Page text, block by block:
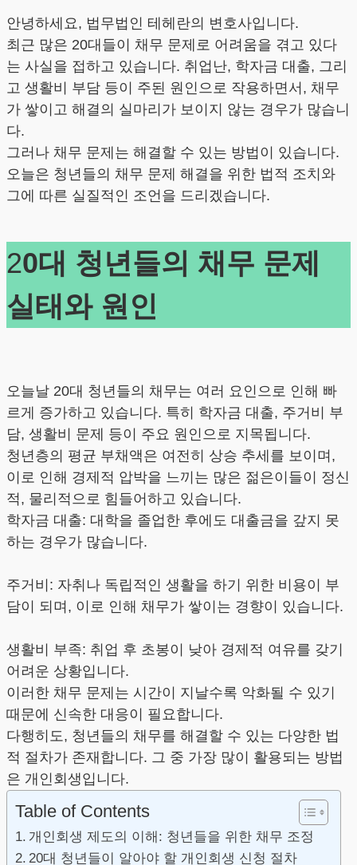
안녕하세요, 법무법인 테헤란의 변호사입니다.
최근 많은 20대들이 채무 문제로 어려움을 겪고 있다
는 사실을 접하고 있습니다. 취업난, 학자금 대출, 그리
고 생활비 부담 등이 주된 원인으로 작용하면서, 채무
가 쌓이고 해결의 실마리가 보이지 않는 경우가 많습니
다.
그러나 채무 문제는 해결할 수 있는 방법이 있습니다.
오늘은 청년들의 채무 문제 해결을 위한 법적 조치와
그에 따른 실질적인 조언을 드리겠습니다.
20대 청년들의 채무 문제
실태와 원인
오늘날 20대 청년들의 채무는 여러 요인으로 인해 빠
르게 증가하고 있습니다. 특히 학자금 대출, 주거비 부
담, 생활비 문제 등이 주요 원인으로 지목됩니다.
청년층의 평균 부채액은 여전히 상승 추세를 보이며,
이로 인해 경제적 압박을 느끼는 많은 젊은이들이 정신
적, 물리적으로 힘들어하고 있습니다.
학자금 대출: 대학을 졸업한 후에도 대출금을 갚지 못
하는 경우가 많습니다.
주거비: 자취나 독립적인 생활을 하기 위한 비용이 부
담이 되며, 이로 인해 채무가 쌓이는 경향이 있습니다.
생활비 부족: 취업 후 초봉이 낮아 경제적 여유를 갖기
어려운 상황입니다.
이러한 채무 문제는 시간이 지날수록 악화될 수 있기
때문에 신속한 대응이 필요합니다.
다행히도, 청년들의 채무를 해결할 수 있는 다양한 법
적 절차가 존재합니다. 그 중 가장 많이 활용되는 방법
은 개인회생입니다.
Table of Contents
개인회생 제도의 이해: 청년들을 위한 채무 조정
20대 청년들이 알아야 할 개인회생 신청 절차